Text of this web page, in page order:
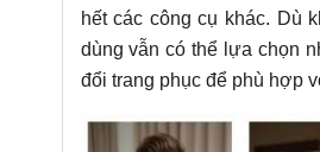
hết các công cụ khác. Dù
dùng vẫn có thể lựa chọn
đổi trang phục để phù hợp